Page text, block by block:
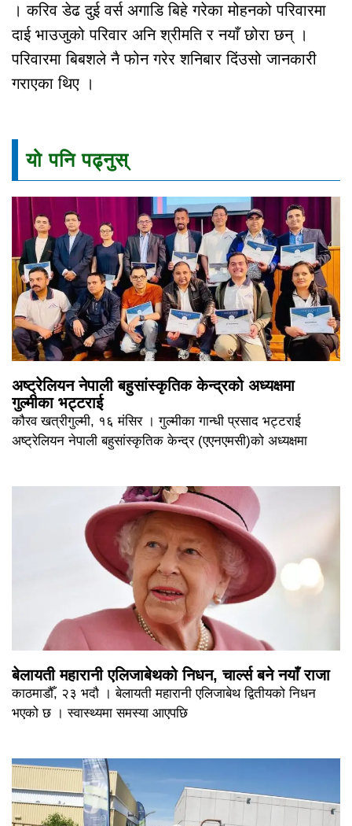
। करिव डेढ दुई वर्स अगाडि बिहे गरेका मोहनको परिवारमा
दाई भाउजुको परिवार अनि श्रीमति र नयाँ छोरा छन् ।
परिवारमा बिबशले नै फोन गरेर शनिबार दिंउसो जानकारी
गराएका थिए ।
यो पनि पढ्नुस्
अष्ट्रेलियन नेपाली बहुसांस्कृतिक केन्द्रको अध्यक्षमा
गुल्मीका भट्टराई
कौरव खत्रीगुल्मी, १६ मंसिर । गुल्मीका गान्धी प्रसाद भट्टराई
अष्ट्रेलियन नेपाली बहुसांस्कृतिक केन्द्र (एएनएमसी)को अध्यक्षमा
बेलायती महारानी एलिजाबेथको निधन, चार्ल्स बने नयाँ राजा
काठमाडौँ, २३ भदौ । बेलायती महारानी एलिजाबेथ द्वितीयको निधन
भएको छ । स्वास्थ्यमा समस्या आएपछि